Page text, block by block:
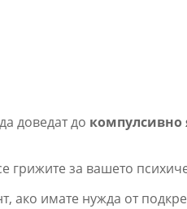
доведат до компулсивно
грижите за вашето
ако имате нужда от